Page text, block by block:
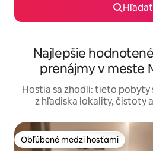
Hľadať
Najlepšie
prenájmy v meste
Hostia sa zhodli: tieto pobyty
z hľadiska lokality, čistoty
Obľúbené medzi hosťami
Obľúbené medzi hosťami